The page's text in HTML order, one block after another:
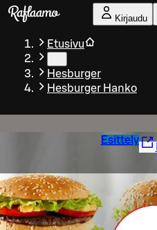
Siirry pääsisältöön
Kirjaudu
Etusivu
Hesburger
Hesburger Hanko
Esittely